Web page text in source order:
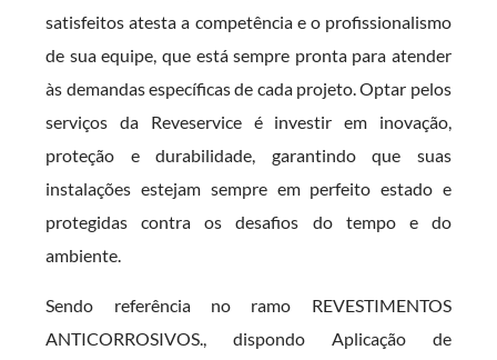
satisfeitos atesta a competência e o profissionalismo
de sua equipe, que está sempre pronta para atender
às demandas específicas de cada projeto. Optar pelos
serviços da Reveservice é investir em inovação,
proteção e durabilidade, garantindo que suas
instalações estejam sempre em perfeito estado e
protegidas contra os desafios do tempo e do
ambiente.
Sendo referência no ramo REVESTIMENTOS
ANTICORROSIVOS., dispondo Aplicação de